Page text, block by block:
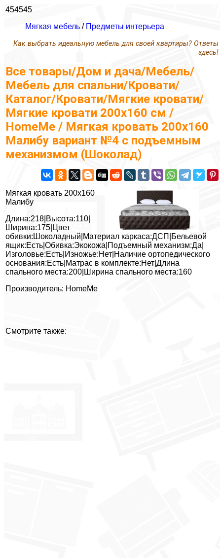
454545
Мягкая мебель / Предметы интерьера
Как выбрать идеальную мебель для своей квартиры? Ответы
здесь!
Все товары/Дом и дача/Мебель/
Мебель для спальни/Кровати/
Каталог/Кровати/Мягкие кровати/
Мягкие кровати 200х160 см /
HomeMe / Мягкая кровать 200х160
Малибу вариант №4 с подъемным
механизмом (Шоколад)
Мягкая кровать 200х160
Малибу
Длина:218|Высота:110|
Ширина:175|Цвет
обивки:Шоколадный|Материал каркаса:ДСП|Бельевой
ящик:Есть|Обивка:Экокожа|Подъемный механизм:Да|
Изголовье:Есть|Изножье:Нет|Наличие ортопедического
основания:Есть|Матрас в комплекте:Нет|Длина
спального места:200|Ширина спального места:160
Производитель: HomeMe
Смотрите также: